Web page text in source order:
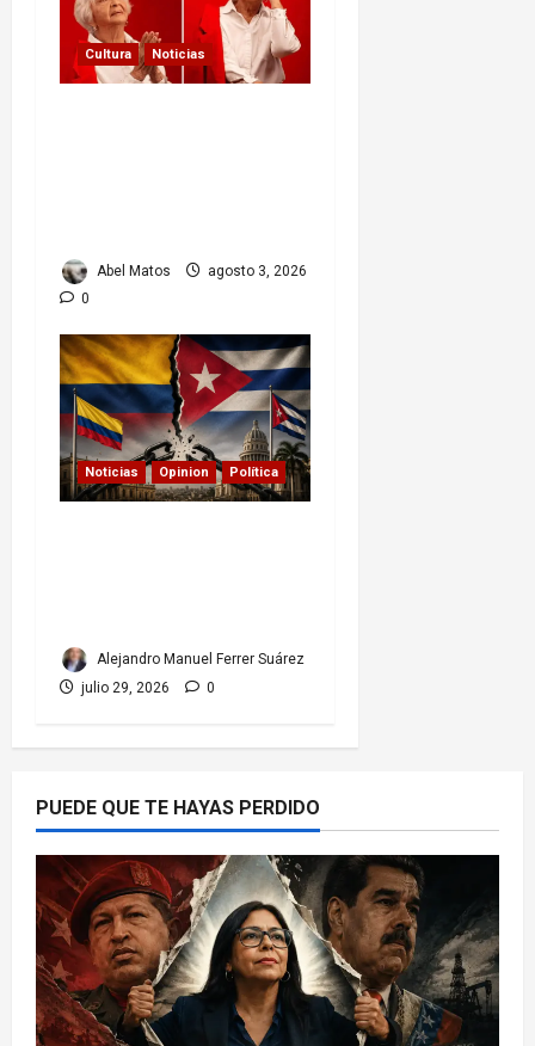
Cultura Noticias
Abel Matos
agosto 3, 2026
0
Noticias Opinion Política
Alejandro Manuel Ferrer Suárez
julio 29, 2026
0
PUEDE QUE TE HAYAS PERDIDO